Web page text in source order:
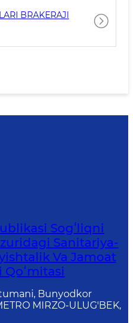
BRAKERAJI
Sogʻliqni
Sanitariya-
Va Jamoat
Bunyodkor
MIRZO-ULUG'BEK,